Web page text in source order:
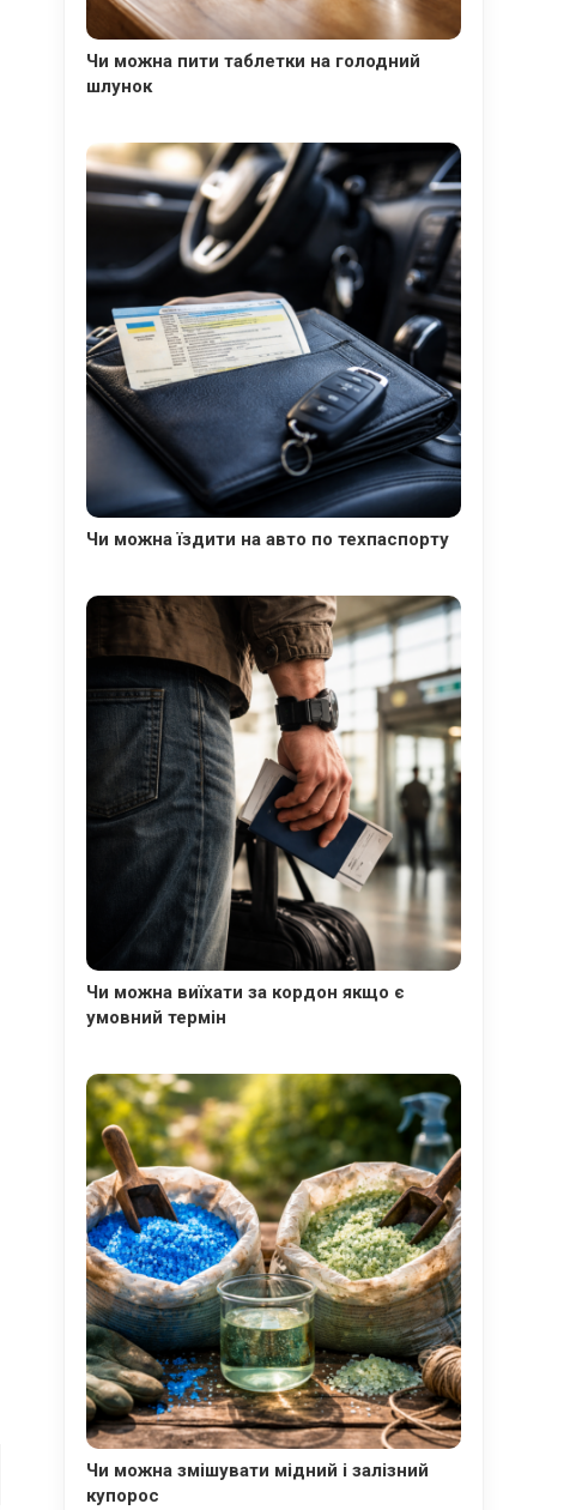
Чи можна пити таблетки на голодний
шлунок
Чи можна їздити на авто по техпаспорту
Чи можна виїхати за кордон якщо є
умовний термін
Чи можна змішувати мідний і залізний
купорос